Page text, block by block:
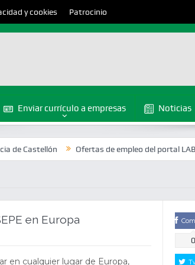
y cookies Patrocinio
Enviar currículo a empresas Noticias
Ofertas de empleo del portal LABORA en
en Europa
en cualquier lugar de Europa,
0